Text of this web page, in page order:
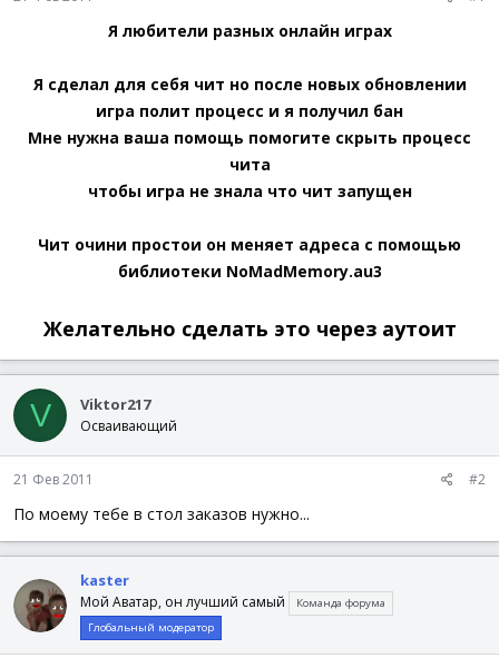
Я любители разных онлайн играх
Я сделал для себя чит но после новых обновлении
игра полит процесс и я получил бан
Мне нужна ваша помощь помогите скрыть процесс
чита
чтобы игра не знала что чит запущен
Чит очини простои он меняет адреса с помощью
библиотеки NoMadMemory.au3
Желательно сделать это через аутоит
V Viktor217
Осваивающий
21 Фев 2011 #2
По моему тебе в стол заказов нужно...
kaster
Мой Аватар, он лучший самый
Команда форума
Глобальный модератор